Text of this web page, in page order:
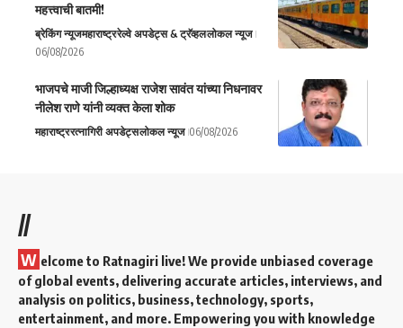
महत्त्वाची बातमी!
ब्रेकिंग न्यूजमहाराष्ट्ररेल्वे अपडेट्स & ट्रॅव्हललोकल न्यूज
06/08/2026
भाजपचे माजी जिल्हाध्यक्ष राजेश सावंत यांच्या निधनावर
नीलेश राणे यांनी व्यक्त केला शोक
महाराष्ट्ररत्नागिरी अपडेट्सलोकल न्यूज 06/08/2026
//
W elcome to Ratnagiri live! We provide unbiased coverage
of global events, delivering accurate articles, interviews, and
analysis on politics, business, technology, sports,
entertainment, and more. Empowering you with knowledge